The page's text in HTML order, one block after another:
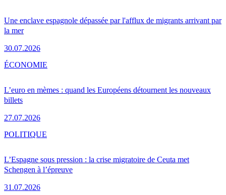
Une enclave espagnole dépassée par l'afflux de migrants arrivant par
la mer
30.07.2026
L’euro en mèmes : quand les Européens détournent les nouveaux
billets
27.07.2026
ÉCONOMIE
L’Espagne sous pression : la crise migratoire de Ceuta met
Schengen à l’épreuve
31.07.2026
POLITIQUE